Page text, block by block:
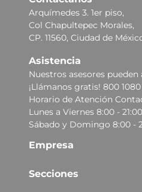
Arquímedes 3. 1er piso,
Col Chapultepec Morales,
CP. 11560, Ciudad de
Asistencia
Nuestros asesores
¡Llámanos gratis! 800 1080
Horario de Atención
Lunes a Viernes 8:00 - 21:00
Sábado y Domingo 8:00 -
Empresa
Secciones